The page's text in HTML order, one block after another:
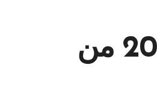
أجندة الأربعاء 18 كانون الأول 2013 من